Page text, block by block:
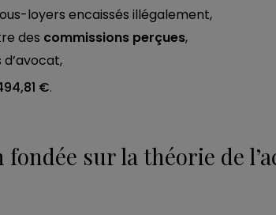
loyers encaissés illégalement,
des commissions perçues,
€.
fondée sur la théorie de